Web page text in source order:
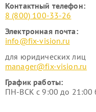
Контактный телефон:
8 (800) 100-33-26
Электронная почта:
info@fix-vision.ru
для юридических лиц
manager@fix-vision.ru
График работы:
ПН-ВСК с 9:00 до 21:00